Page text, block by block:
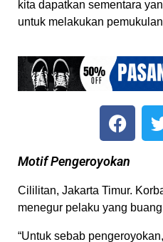
kita dapatkan sementara
untuk melakukan
Motif Pengeroyokan
Cililitan, Jakarta Timur.
menegur pelaku yang
“Untuk sebab